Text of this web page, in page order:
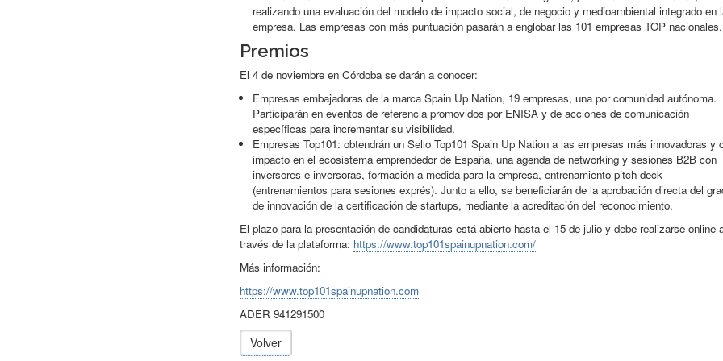
realizando una evaluación del modelo de impacto social, de negocio y medioambiental integrado en
empresa. Las empresas con más puntuación pasarán a englobar las 101 empresas TOP nacionales.
Premios
El 4 de noviembre en Córdoba se darán a conocer:
Empresas embajadoras de la marca Spain Up Nation, 19 empresas, una por comunidad autónoma.
Participarán en eventos de referencia promovidos por ENISA y de acciones de comunicación
específicas para incrementar su visibilidad.
Empresas Top101: obtendrán un Sello Top101 Spain Up Nation a las empresas más innovadoras y
impacto en el ecosistema emprendedor de España, una agenda de networking y sesiones B2B con
inversores e inversoras, formación a medida para la empresa, entrenamiento pitch deck
(entrenamientos para sesiones exprés). Junto a ello, se beneficiarán de la aprobación directa del
de innovación de la certificación de startups, mediante la acreditación del reconocimiento.
El plazo para la presentación de candidaturas está abierto hasta el 15 de julio y debe realizarse online
través de la plataforma: https://www.top101spainupnation.com/
Más información:
https://www.top101spainupnation.com
ADER 941291500
Volver